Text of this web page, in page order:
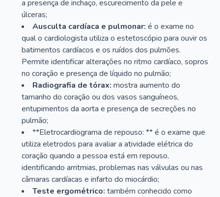
a presença de inchaço, escurecimento da pele e
úlceras;
Ausculta cardíaca e pulmonar: é o exame no
qual o cardiologista utiliza o estetoscópio para ouvir os
batimentos cardíacos e os ruídos dos pulmões.
Permite identificar alterações no ritmo cardíaco, sopros
no coração e presença de líquido no pulmão;
Radiografia de tórax: mostra aumento do
tamanho do coração ou dos vasos sanguíneos,
entupimentos da aorta e presença de secreções no
pulmão;
**Eletrocardiograma de repouso: ** é o exame que
utiliza eletrodos para avaliar a atividade elétrica do
coração quando a pessoa está em repouso,
identificando arritmias, problemas nas válvulas ou nas
câmaras cardíacas e infarto do miocárdio;
Teste ergométrico: também conhecido como